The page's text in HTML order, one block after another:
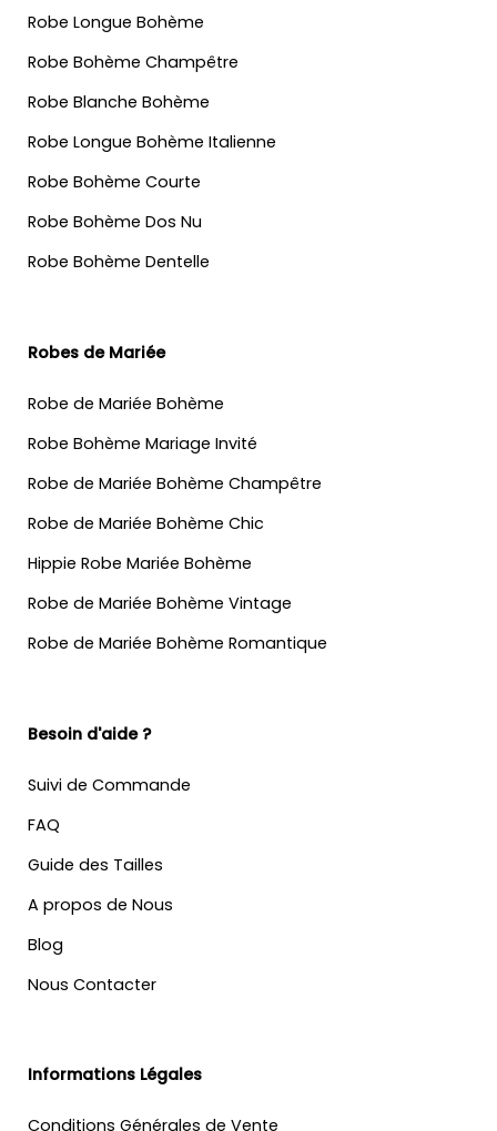
Robe Longue Bohème
Robe Bohème Champêtre
Robe Blanche Bohème
Robe Longue Bohème Italienne
Robe Bohème Courte
Robe Bohème Dos Nu
Robe Bohème Dentelle
Robes de Mariée
Robe de Mariée Bohème
Robe Bohème Mariage Invité
Robe de Mariée Bohème Champêtre
Robe de Mariée Bohème Chic
Hippie Robe Mariée Bohème
Robe de Mariée Bohème Vintage
Robe de Mariée Bohème Romantique
Besoin d'aide ?
Suivi de Commande
FAQ
Guide des Tailles
A propos de Nous
Blog
Nous Contacter
Informations Légales
Conditions Générales de Vente